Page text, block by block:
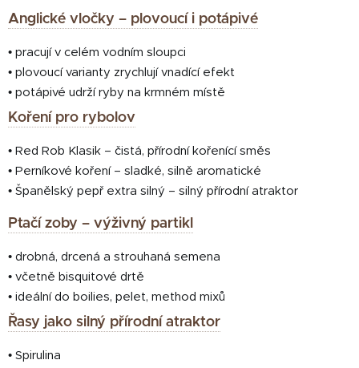
s
Anglické vločky – plovoucí i potápivé
• pracují v celém vodním sloupci
• plovoucí varianty zrychlují vnadící efekt
• potápivé udrží ryby na krmném místě
Koření pro rybolov
• Red Rob Klasik – čistá, přírodní kořenící směs
• Perníkové koření – sladké, silně aromatické
• Španělský pepř extra silný – silný přírodní atraktor
Ptačí zoby – výživný partikl
• drobná, drcená a strouhaná semena
• včetně bisquitové drtě
• ideální do boilies, pelet, method mixů
Řasy jako silný přírodní atraktor
• Spirulina